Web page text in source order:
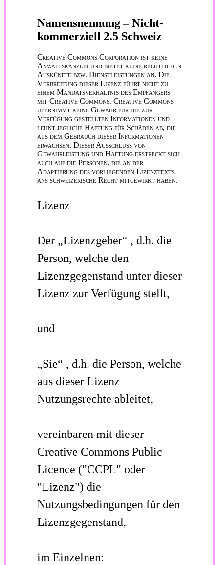
Namensnennung – Nicht-
kommerziell 2.5 Schweiz
Creative Commons Corporation ist keine
Anwaltskanzlei und bietet keine rechtlichen
Auskünfte bzw. Dienstleistungen an. Die
Verbreitung dieser Lizenz führt nicht zu
einem Mandatsverhältnis des Empfängers
mit Creative Commons. Creative Commons
übernimmt keine Gewähr für die zur
Verfügung gestellten Informationen und
lehnt jegliche Haftung für Schäden ab, die
aus dem Gebrauch dieser Informationen
erwachsen. Dieser Ausschluss von
Gewährleistung und Haftung erstreckt sich
auch auf die Personen, die an der
Adaptierung des vorliegenden Lizenztexts
ans schweizerische Recht mitgewirkt haben.
Lizenz
Der „Lizenzgeber“ , d.h. die
Person, welche den
Lizenzgegenstand unter dieser
Lizenz zur Verfügung stellt,
und
„Sie“ , d.h. die Person, welche
aus dieser Lizenz
Nutzungsrechte ableitet,
vereinbaren mit dieser
Creative Commons Public
Licence ("CCPL" oder
"Lizenz") die
Nutzungsbedingungen für den
Lizenzgegenstand,
im Einzelnen: